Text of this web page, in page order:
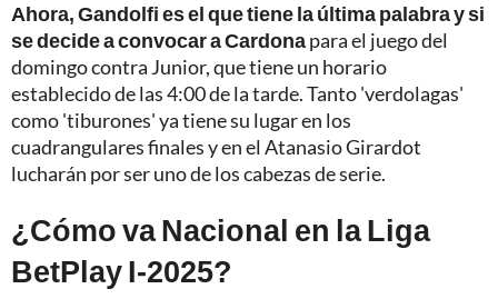
Ahora, Gandolfi es el que tiene la última palabra y si
se decide a convocar a Cardonapara el juego del
domingo contra Junior, que tiene un horario
establecido de las 4:00 de la tarde. Tanto 'verdolagas'
como 'tiburones' ya tiene su lugar en los
cuadrangulares finales y en el Atanasio Girardot
lucharán por ser uno de los cabezas de serie.
¿Cómo va Nacional en la Liga
BetPlay I-2025?